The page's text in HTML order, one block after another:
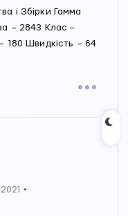
і Збірки Гамма
– 2843 Клас –
180 Швидкість – 64